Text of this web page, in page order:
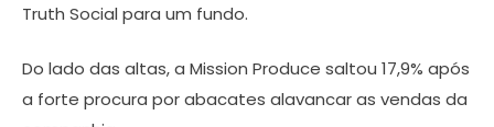
Truth Social para um fundo.
Do lado das altas, a Mission Produce saltou 17,9% após
a forte procura por abacates alavancar as vendas da